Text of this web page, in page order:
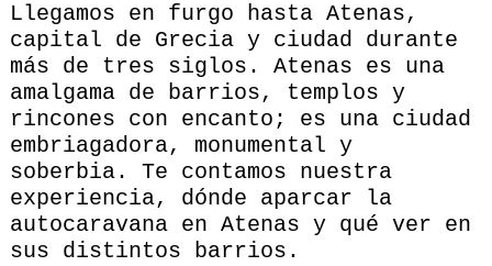
Llegamos en furgo hasta Atenas,
capital de Grecia y ciudad durante
más de tres siglos. Atenas es una
amalgama de barrios, templos y
rincones con encanto; es una ciudad
embriagadora, monumental y
soberbia. Te contamos nuestra
experiencia, dónde aparcar la
autocaravana en Atenas y qué ver en
sus distintos barrios.